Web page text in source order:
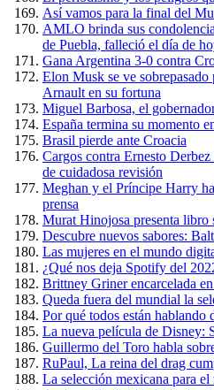
Así vamos para la final del
AMLO brinda sus
de Puebla, falleció el día de
Gana Argentina 3-0 contra
Elon Musk se ve
Arnault en su fortuna
Miguel Barbosa, el
España termina su momento
Brasil pierde ante Croacia
Cargos contra Ernesto Derbez
de cuidadosa revisión
Meghan y el Príncipe Harry
prensa
Murat Hinojosa presenta libro
Descubre nuevos sabores:
Las mujeres en el mundo
¿Qué nos deja Spotify del
Brittney Griner encarcelada
Queda fuera del mundial la
Por qué todos están
La nueva película de Disney:
Guillermo del Toro habla
RuPaul, La reina del drag
La selección mexicana para